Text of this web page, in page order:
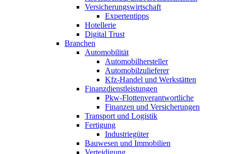
Versicherungswirtschaft
Expertentipps
Hotellerie
Digital Trust
Branchen
Automobilität
Automobilhersteller
Automobilzulieferer
Kfz-Handel und Werkstätten
Finanzdienstleistungen
Pkw‑Flottenverantwortliche
Finanzen und Versicherungen
Transport und Logistik
Fertigung
Industriegüter
Bauwesen und Immobilien
Verteidigung